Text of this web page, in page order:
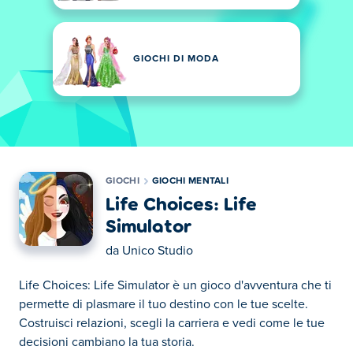
GIOCHI DI MODA
GIOCHI GIOCHI MENTALI
Life Choices: Life
Simulator
da Unico Studio
Life Choices: Life Simulator è un gioco d'avventura che ti
permette di plasmare il tuo destino con le tue scelte.
Costruisci relazioni, scegli la carriera e vedi come le tue
decisioni cambiano la tua storia.